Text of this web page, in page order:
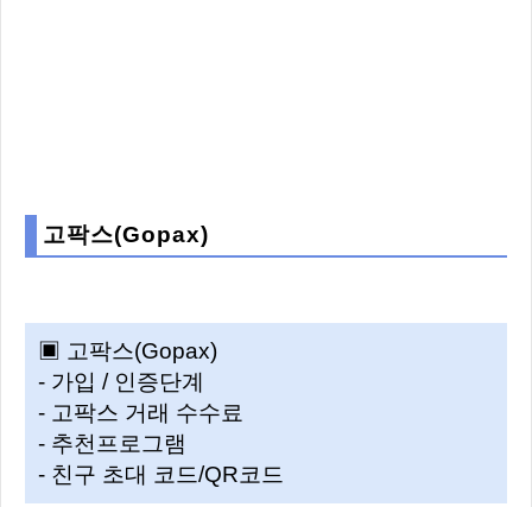
고팍스(Gopax)
▣ 고팍스(Gopax)
- 가입 / 인증단계
- 고팍스 거래 수수료
- 추천프로그램
- 친구 초대 코드/QR코드